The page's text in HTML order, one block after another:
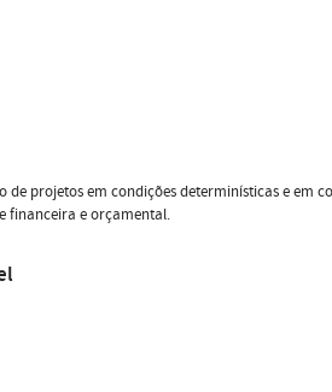
projetos em condições determinísticas e em
financeira e orçamental.